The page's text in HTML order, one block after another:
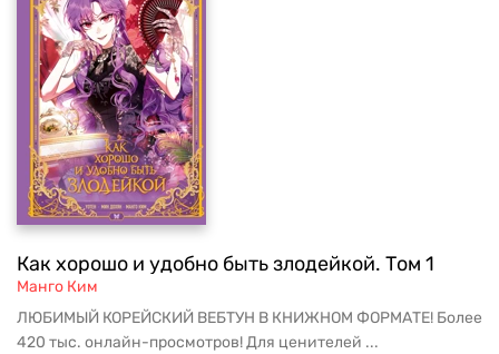
Как хорошо и удобно быть злодейкой. Том 1
Манго Ким
ЛЮБИМЫЙ КОРЕЙСКИЙ ВЕБТУН В КНИЖНОМ ФОРМАТЕ! Более
420 тыс. онлайн-просмотров! Для ценителей ...